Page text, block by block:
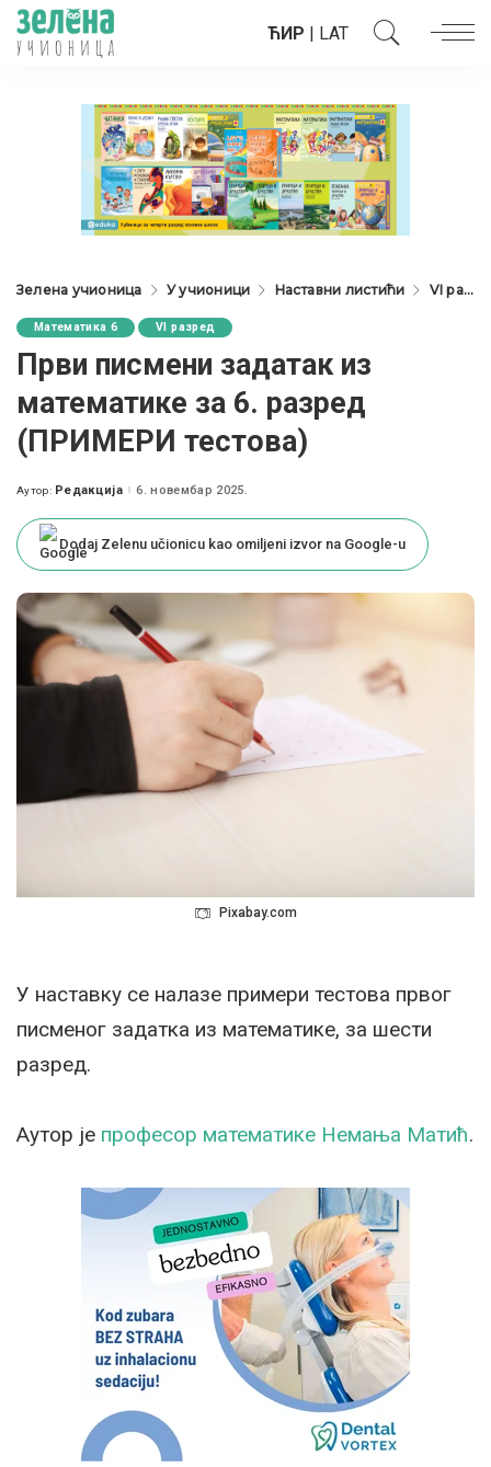
ЋИР | LAT
Зелена учионица У учионици Наставни листићи VI разред
Математика 6 VI разред
Први писмени задатак из
математике за 6. разред
(ПРИМЕРИ тестова)
Posted
Аутор: Редакција 6. новембар 2025.
Dodaj Zelenu učionicu kao omiljeni izvor na Google-u
Pixabay.com
У наставку се налазе примери тестова првог
писменог задатка из математике, за шести
разред.
Аутор је професор математике Немања Матић.